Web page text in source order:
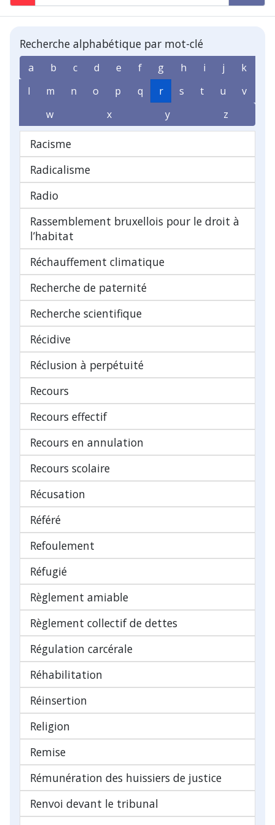
Recherche alphabétique par mot-clé
a b c d e f g h i j
k
l
m n o p q r s t u
v
w
x y z
Racisme
Radicalisme
Radio
Rassemblement bruxellois pour le droit à
l’habitat
Réchauffement climatique
Recherche de paternité
Recherche scientifique
Récidive
Réclusion à perpétuité
Recours
Recours effectif
Recours en annulation
Recours scolaire
Récusation
Référé
Refoulement
Réfugié
Règlement amiable
Règlement collectif de dettes
Régulation carcérale
Réhabilitation
Réinsertion
Religion
Remise
Rémunération des huissiers de justice
Renvoi devant le tribunal